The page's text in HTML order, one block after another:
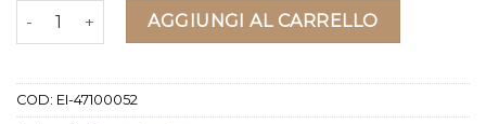
borse carpisa quantitàAGGIUNGI AL CARRELLO
COD: EI-47100052